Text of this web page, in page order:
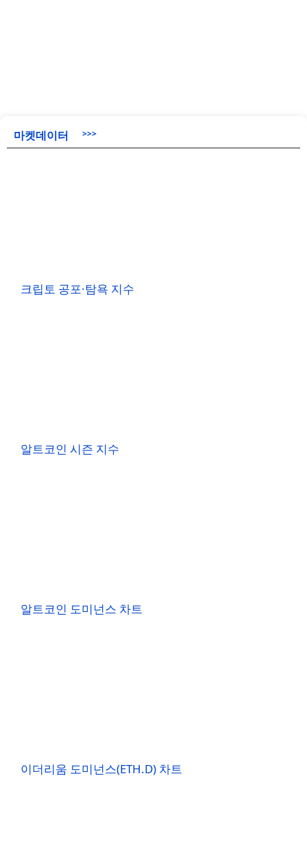
마켓데이터 >>>
크립토 공포·탐욕 지수
알트코인 시즌 지수
알트코인 도미넌스 차트
이더리움 도미넌스(ETH.D) 차트